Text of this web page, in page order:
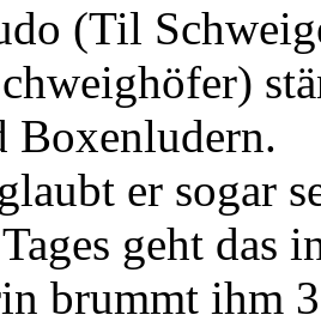
(Til
Boxenludern.
er sogar
geht das
brummt ihm